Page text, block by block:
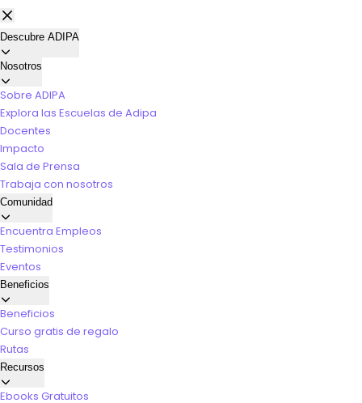
Descubre ADIPA
Nosotros
Sobre ADIPA
Explora las Escuelas de Adipa
Docentes
Impacto
Sala de Prensa
Trabaja con nosotros
Comunidad
Encuentra Empleos
Testimonios
Eventos
Beneficios
Beneficios
Curso gratis de regalo
Rutas
Recursos
Ebooks Gratuitos